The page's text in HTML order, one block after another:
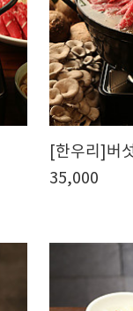
[한우리]버
35,000